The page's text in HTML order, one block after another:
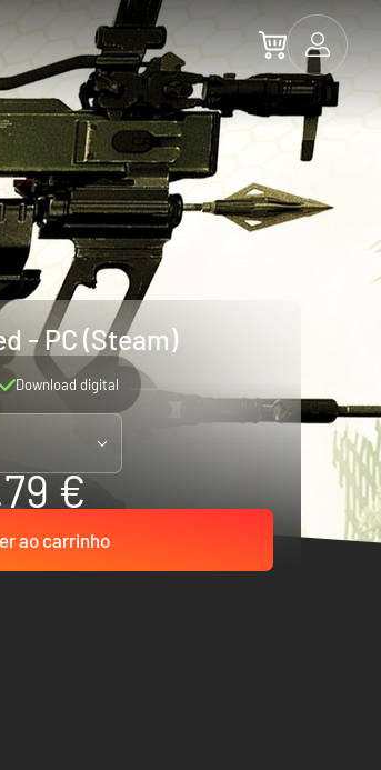
- PC (Steam)
Download digital
€
ao carrinho